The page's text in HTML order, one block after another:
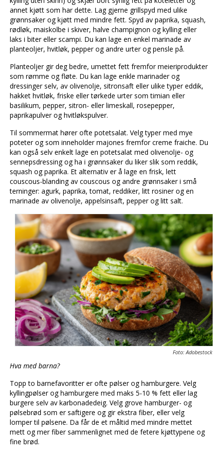
annet kjøtt som har dette. Lag gjerne grillspyd med ulike
grønnsaker og kjøtt med mindre fett. Spyd av paprika, squash,
rødløk, maiskolbe i skiver, halve champignon og kylling eller
laks i biter eller scampi. Du kan lage en enkel marinade av
planteoljer, hvitløk, pepper og andre urter og pensle på.
Planteoljer gir deg bedre, umettet fett fremfor meieriprodukter
som rømme og fløte. Du kan lage enkle marinader og
dressinger selv, av olivenolje, sitronsaft eller ulike typer eddik,
hakket hvitløk, friske eller tørkede urter som timian eller
basilikum, pepper, sitron- eller limeskall, rosepepper,
paprikapulver og hvitløkspulver.
Til sommermat hører ofte potetsalat. Velg typer med mye
poteter og som inneholder majones fremfor creme fraiche. Du
kan også selv enkelt lage en potetsalat med olivenolje- og
sennepsdressing og ha i grønnsaker du liker slik som reddik,
squash og paprika. Et alternativ er å lage en frisk, lett
couscous-blanding av couscous og andre grønnsaker i små
terninger: agurk, paprika, tomat, reddiker, litt rosiner og en
marinade av olivenolje, appelsinsaft, pepper og litt salt.
Foto: Adobestock
Hva med barna?
Topp to barnefavoritter er ofte pølser og hamburgere. Velg
kyllingpølser og hamburgere med maks 5-10 % fett eller lag
burgere selv av karbonadedeig. Velg grove hamburger- og
pølsebrød som er saftigere og gir ekstra fiber, eller velg
lomper til pølsene. Da får de et måltid med mindre mettet
mett og mer fiber sammenlignet med de fetere kjøttypene og
fine brød.